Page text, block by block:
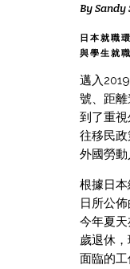
BySandy
日本就職
與學生就
邁入
號、距
到了重
往移民
外國勞動
根據日本
日所公佈
今年夏
歲退休
面臨的